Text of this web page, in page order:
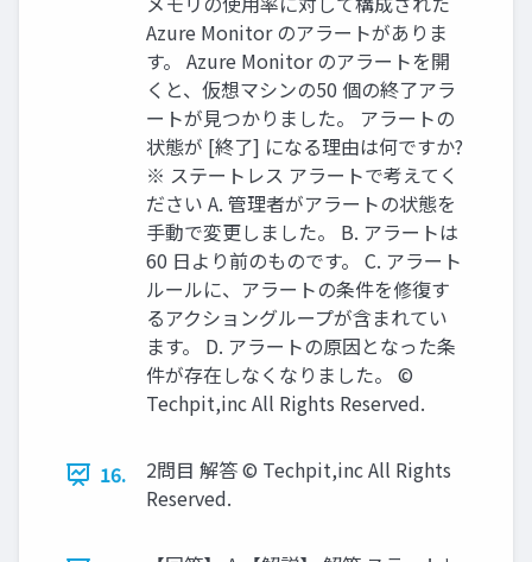
Azure Monitor のアラートがありま
す。 Azure Monitor のアラートを開
くと、仮想マシンの50 個の終了アラ
ートが見つかりました。 アラートの
状態が [終了] になる理由は何ですか?
※ ステートレス アラートで考えてく
ださい A. 管理者がアラートの状態を
手動で変更しました。 B. アラートは
60 日より前のものです。 C. アラート
ルールに、アラートの条件を修復す
るアクショングループが含まれてい
ます。 D. アラートの原因となった条
件が存在しなくなりました。 ©
Techpit,inc All Rights Reserved.
16.
2問目 解答 © Techpit,inc All Rights
Reserved.